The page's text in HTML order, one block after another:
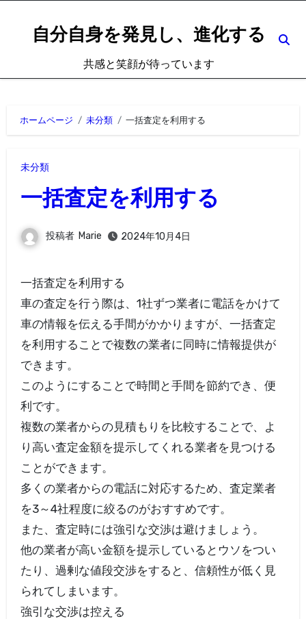
自分自身を発見し、進化する
共感と笑顔が待っています
ホームページ 未分類 一括査定を利用する
未分類
一括査定を利用する
投稿者 Marie 2024年10月4日
一括査定を利用する
車の査定を行う際は、1社ずつ業者に電話をかけて
車の情報を伝える手間がかかりますが、一括査定
を利用することで複数の業者に同時に情報提供が
できます。
このようにすることで時間と手間を節約でき、便
利です。
複数の業者からの見積もりを比較することで、よ
り高い査定金額を提示してくれる業者を見つける
ことができます。
多くの業者からの電話に対応するため、査定業者
を3～4社程度に絞るのがおすすめです。
また、査定時には強引な交渉は避けましょう。
他の業者が高い金額を提示しているとウソをつい
たり、過剰な値段交渉をすると、信頼性が低く見
られてしまいます。
強引な交渉は控える